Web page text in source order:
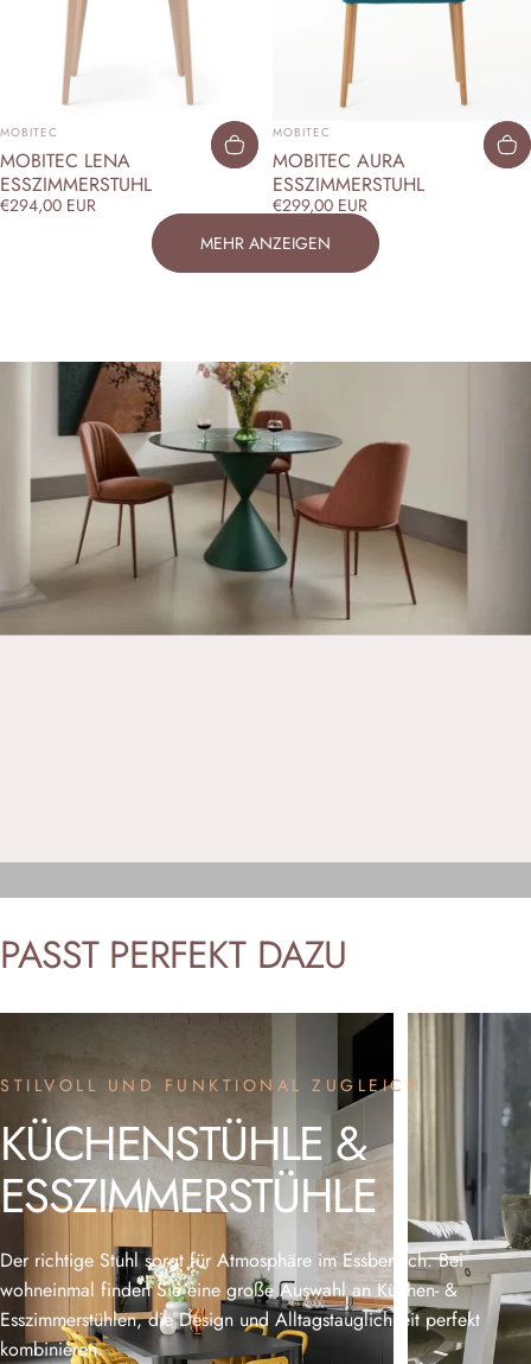
ANBIETER:
MOBITEC
MOBITEC LENA
ESSZIMMERSTUHL
€294,00 EUR
ANBIETER:
MOBITEC
MOBITEC AURA
ESSZIMMERSTUHL
€299,00 EUR
MEHR ANZEIGEN
STILVOLL UND FUNKTIONAL ZUGLEICH.
KÜCHENSTÜHLE &
ESSZIMMERSTÜHLE
Der richtige Stuhl sorgt für Atmosphäre im Essbereich. Bei
wohneinmal finden Sie eine große Auswahl an Küchen- &
Esszimmerstühlen, die Design und Alltagstauglichkeit perfekt
kombinieren.
PASST PERFEKT DAZU